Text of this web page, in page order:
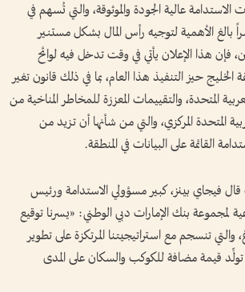
عالية الجودة والموثوقة، والتي تُسهم في
بالغ الأهمية لتوجيه رأس المال بشكل مستنير
فإن هذا الإعلان يأتي في وقت تدخل فيه لوائح
حيز التنفيذ هذا العام، بما في ذلك قانون تغير
المتحدة، والتقييمات المعززة للمخاطر المناخية من
المتحدة المركزي، والتي من شأنها أن تزيد من
القائمة على البيانات في المنطقة.
قال فيجاي بينز، كبير مسؤولي الاستدامة ورئيس
لمجموعة بنك الإمارات دبي الوطني: «يسرنا توقيع
والتي تنسجم مع استراتيجيتنا المرتكزة على تطوير
قيمة مضافة للكوكب والسكان على المدى